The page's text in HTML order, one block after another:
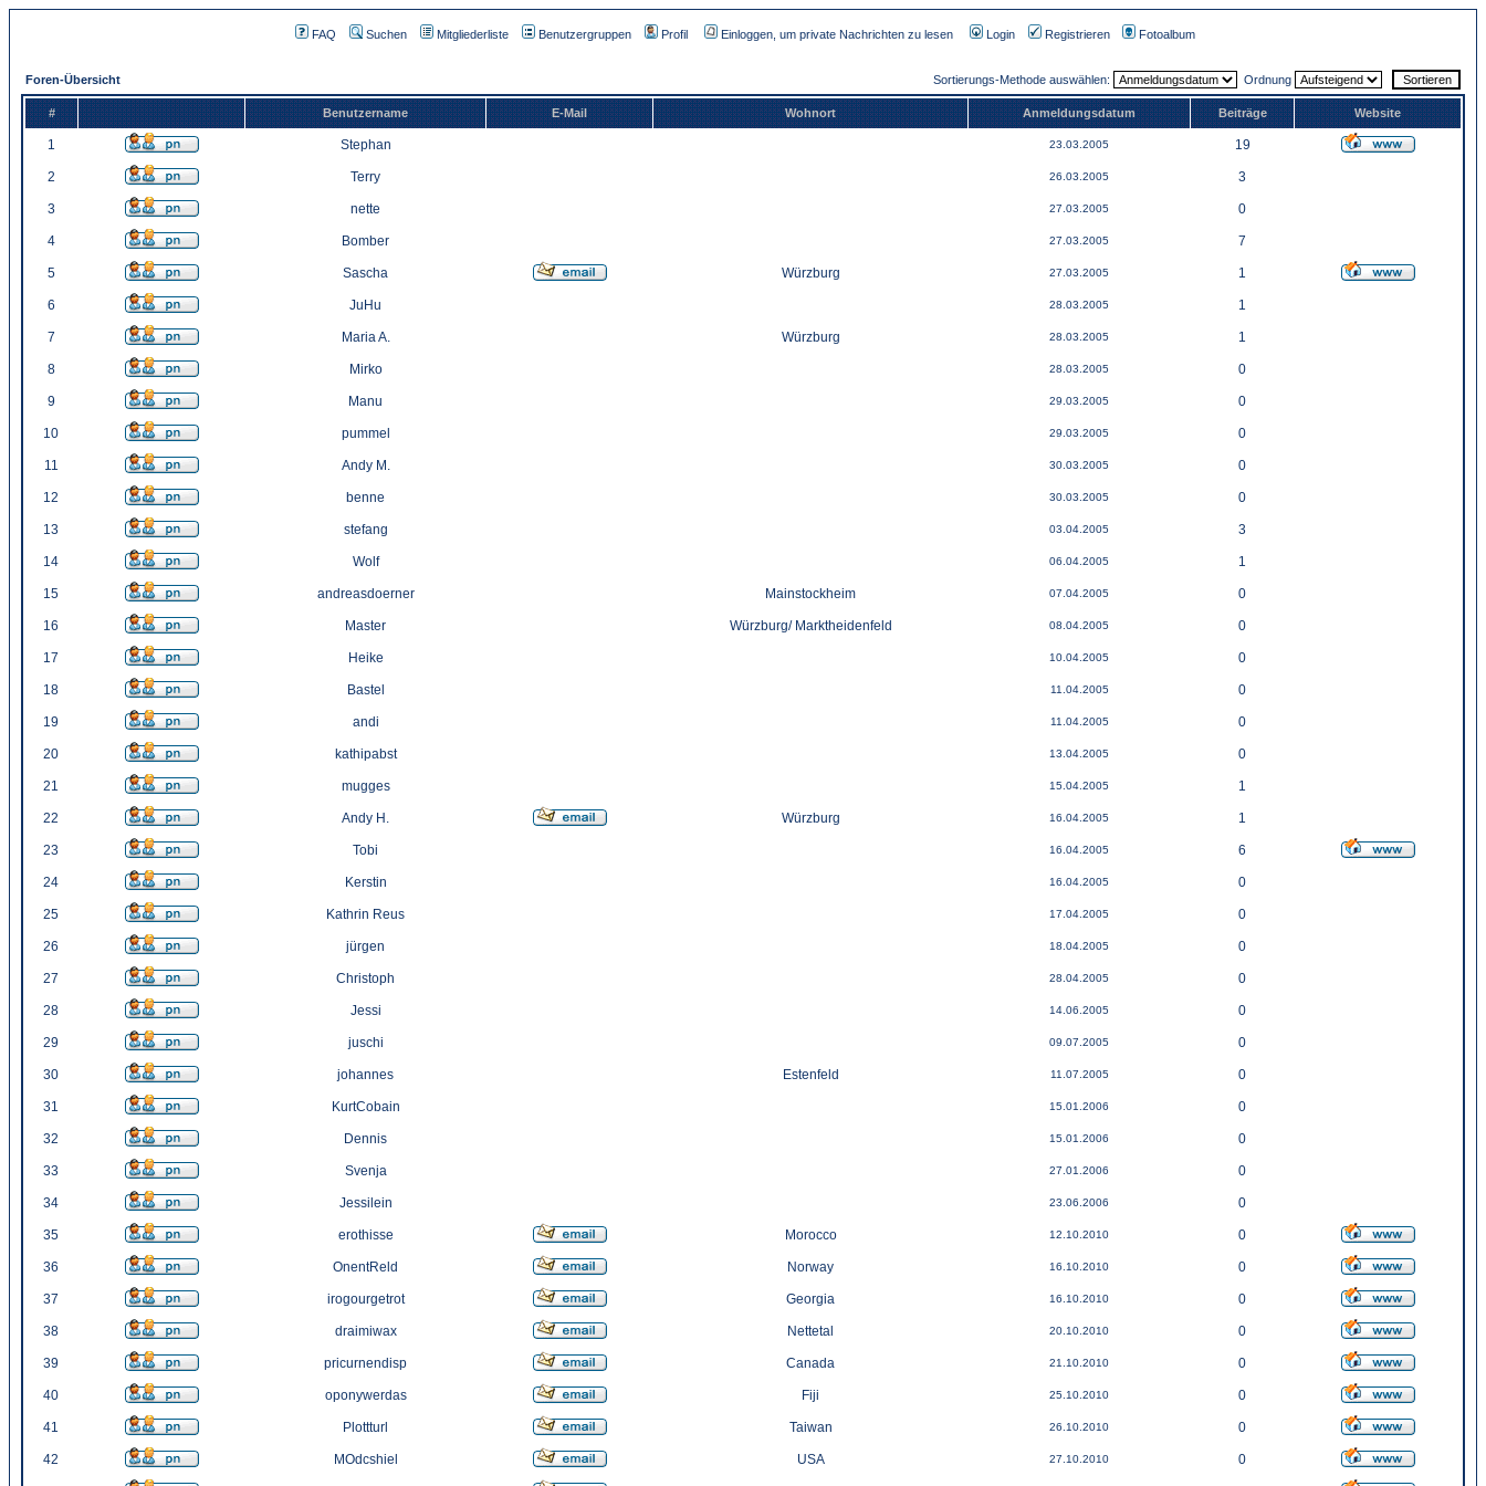
FAQ Suchen Mitgliederliste Benutzergruppen Profil Einloggen, um private Nachrichten zu lesen Login Registrieren Fotoalbum
Foren-Übersicht Sortierungs-Methode auswählen: Ordnung
# Benutzername E-Mail Wohnort Anmeldungsdatum Beiträge Website
1 Stephan 23.03.2005 19
2 Terry 26.03.2005 3
3 nette 27.03.2005 0
4 Bomber 27.03.2005 7
5 Sascha Würzburg 27.03.2005 1
6 JuHu 28.03.2005 1
7 Maria A. Würzburg 28.03.2005 1
8 Mirko 28.03.2005 0
9 Manu 29.03.2005 0
10 pummel 29.03.2005 0
11 Andy M. 30.03.2005 0
12 benne 30.03.2005 0
13 stefang 03.04.2005 3
14 Wolf 06.04.2005 1
15 andreasdoerner Mainstockheim 07.04.2005 0
16 Master Würzburg/ Marktheidenfeld 08.04.2005 0
17 Heike 10.04.2005 0
18 Bastel 11.04.2005 0
19 andi 11.04.2005 0
20 kathipabst 13.04.2005 0
21 mugges 15.04.2005 1
22 Andy H. Würzburg 16.04.2005 1
23 Tobi 16.04.2005 6
24 Kerstin 16.04.2005 0
25 Kathrin Reus 17.04.2005 0
26 jürgen 18.04.2005 0
27 Christoph 28.04.2005 0
28 Jessi 14.06.2005 0
29 juschi 09.07.2005 0
30 johannes Estenfeld 11.07.2005 0
31 KurtCobain 15.01.2006 0
32 Dennis 15.01.2006 0
33 Svenja 27.01.2006 0
34 Jessilein 23.06.2006 0
35 erothisse Morocco 12.10.2010 0
36 OnentReld Norway 16.10.2010 0
37 irogourgetrot Georgia 16.10.2010 0
38 draimiwax Nettetal 20.10.2010 0
39 pricurnendisp Canada 21.10.2010 0
40 oponywerdas Fiji 25.10.2010 0
41 Plottturl Taiwan 26.10.2010 0
42 MOdcshiel USA 27.10.2010 0